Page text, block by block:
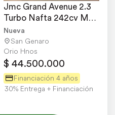
Jmc Grand Avenue 2.3
Turbo Nafta 242cv M/T
GL 4X2 0km MY2026
Nueva
San Genaro
Orio Hnos
$ 44.500.000
Financiación 4 años
30% Entrega + Financiación